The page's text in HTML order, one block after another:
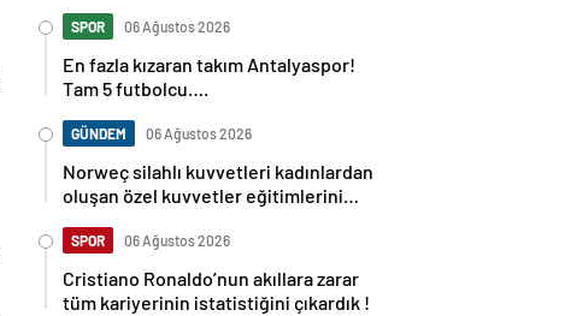
SPOR 06 Ağustos 2026
En fazla kızaran takım Antalyaspor!
Tam 5 futbolcu….
GÜNDEM 06 Ağustos 2026
Norweç silahlı kuvvetleri kadınlardan
oluşan özel kuvvetler eğitimlerini
SPOR 06 Ağustos 2026
Cristiano Ronaldo’nun akıllara zarar
tüm kariyerinin istatistiğini çıkardık !